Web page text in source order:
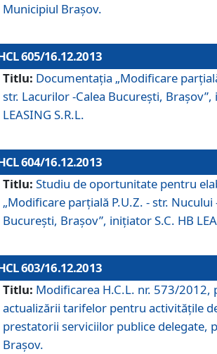
Municipiul Braşov.
605/16.12.2013
Titlu: Documentaţia „Modificare
str. Lacurilor -Calea Bucureşti, Braşov”,
LEASING S.R.L.
604/16.12.2013
Titlu: Studiu de oportunitate pentru
„Modificare parţială P.U.Z. - str. Nucului
Bucureşti, Braşov”, iniţiator S.C. HB
603/16.12.2013
Titlu: Modificarea H.C.L. nr. 573/2012,
actualizării tarifelor pentru activităţile
prestatorii serviciilor publice delegate,
Braşov.